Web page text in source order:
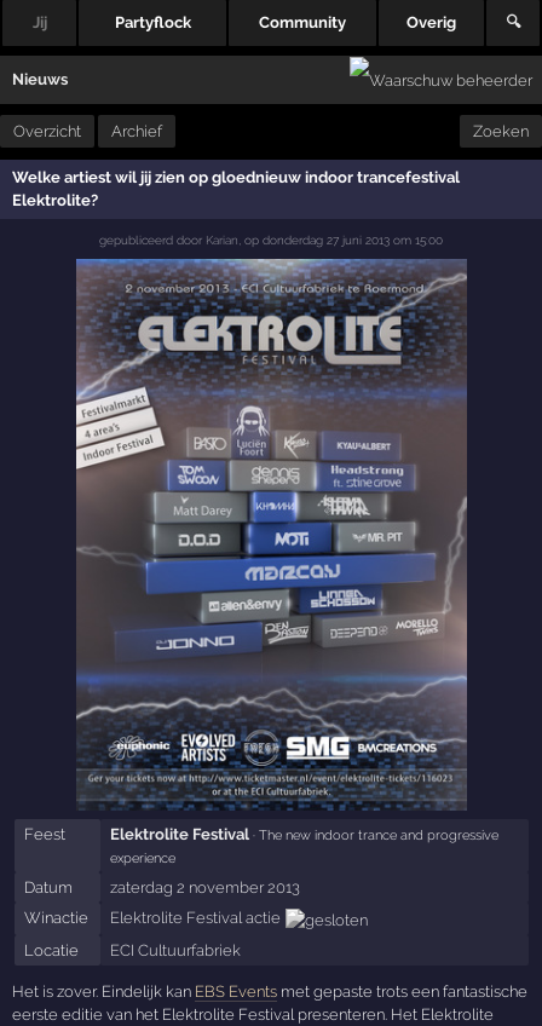
Jij Partyflock Community Overig 🔍
Nieuws
Overzicht Archief Zoeken
Welke artiest wil jij zien op gloednieuw indoor trancefestival
Elektrolite?
gepubliceerd door Karian op donderdag 27 juni 2013 om 15:00
Feest Elektrolite Festival · The new indoor trance and progressive
experience
Datum
zaterdag 2 november 2013
Winactie
Elektrolite Festival actie
Locatie
ECI Cultuurfabriek
Het is zover. Eindelijk kan EBS Events met gepaste trots een fantastische
eerste editie van het Elektrolite Festival presenteren. Het Elektrolite